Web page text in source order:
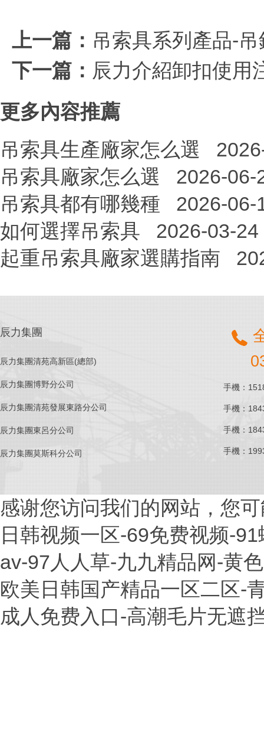
上一篇： 吊索具系列產品-
下一篇： 辰力介紹卸扣使用
更多內容推薦
吊索具生產廠家怎么選
吊索具廠家怎么選
2026-06-
吊索具都有哪幾種
2026-06-
如何選擇吊索具
2026-03-24
起重吊索具廠家選購指南
辰力集團
辰力集團清苑高新區(總部)
辰力集團博野分公司
辰力集團清苑發展東路分公司
辰力集團東呂分公司
辰力集團莫斯科分公司
手機：
手機：
手機：
手機：
感谢您访问我们的网站，您
日韩视频一区-69免费视频-
av-97人人草-九九精品网-黄
欧美日韩国产精品一区二区-
成人免费入口-高潮毛片无遮